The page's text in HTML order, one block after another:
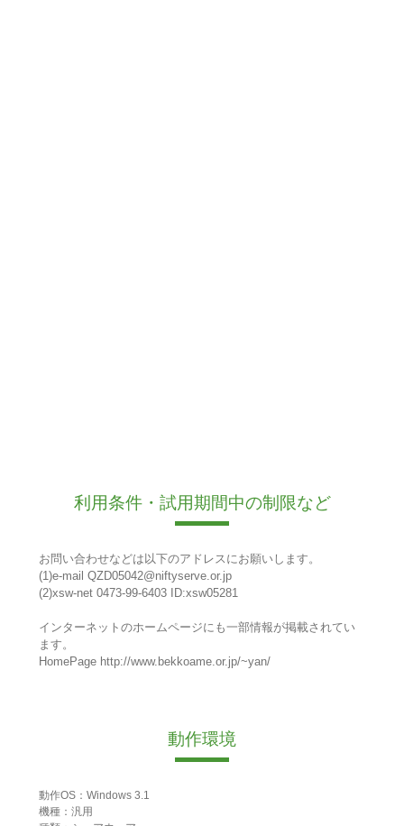
利用条件・試用期間中の制限など
お問い合わせなどは以下のアドレスにお願いします。
(1)e-mail QZD05042@niftyserve.or.jp
(2)xsw-net 0473-99-6403 ID:xsw05281
インターネットのホームページにも一部情報が掲載されてい
ます。
HomePage http://www.bekkoame.or.jp/~yan/
動作環境
動作OS：Windows 3.1
機種：汎用